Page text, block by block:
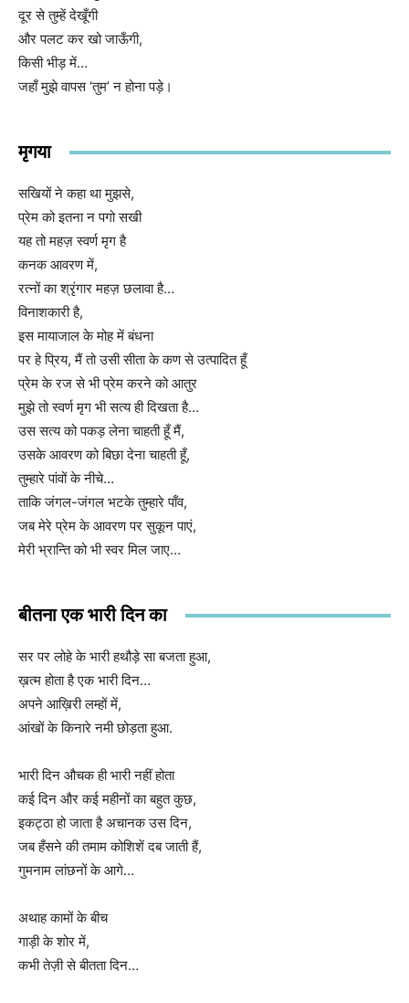
दूर से तुम्हें देखूँगी
और पलट कर खो जाऊँगी,
किसी भीड़ में…
जहाँ मुझे वापस ‘तुम’ न होना पड़े।
मृगया
सखियों ने कहा था मुझसे,
प्रेम को इतना न पगो सखी
यह तो महज़ स्वर्ण मृग है
कनक आवरण में,
रत्नों का श्रृंगार महज़ छलावा है…
विनाशकारी है,
इस मायाजाल के मोह में बंधना
पर हे प्रिय, मैं तो उसी सीता के कण से उत्पादित हूँ
प्रेम के रज से भी प्रेम करने को आतुर
मुझे तो स्वर्ण मृग भी सत्य ही दिखता है…
उस सत्य को पकड़ लेना चाहती हूँ मैं,
उसके आवरण को बिछा देना चाहती हूँ,
तुम्हारे पांवों के नीचे…
ताकि जंगल-जंगल भटके तुम्हारे पाँव,
जब मेरे प्रेम के आवरण पर सुकून पाएं,
मेरी भ्रान्ति को भी स्वर मिल जाए…
बीतना एक भारी दिन का
सर पर लोहे के भारी हथौड़े सा बजता हुआ,
ख़त्म होता है एक भारी दिन…
अपने आख़िरी लम्हों में,
आंखों के किनारे नमी छोड़ता हुआ.
भारी दिन औचक ही भारी नहीं होता
कई दिन और कई महीनों का बहुत कुछ,
इकट्ठा हो जाता है अचानक उस दिन,
जब हँसने की तमाम कोशिशें दब जाती हैं,
गुमनाम लांछनों के आगे…
अथाह कामों के बीच
गाड़ी के शोर में,
कभी तेज़ी से बीतता दिन…